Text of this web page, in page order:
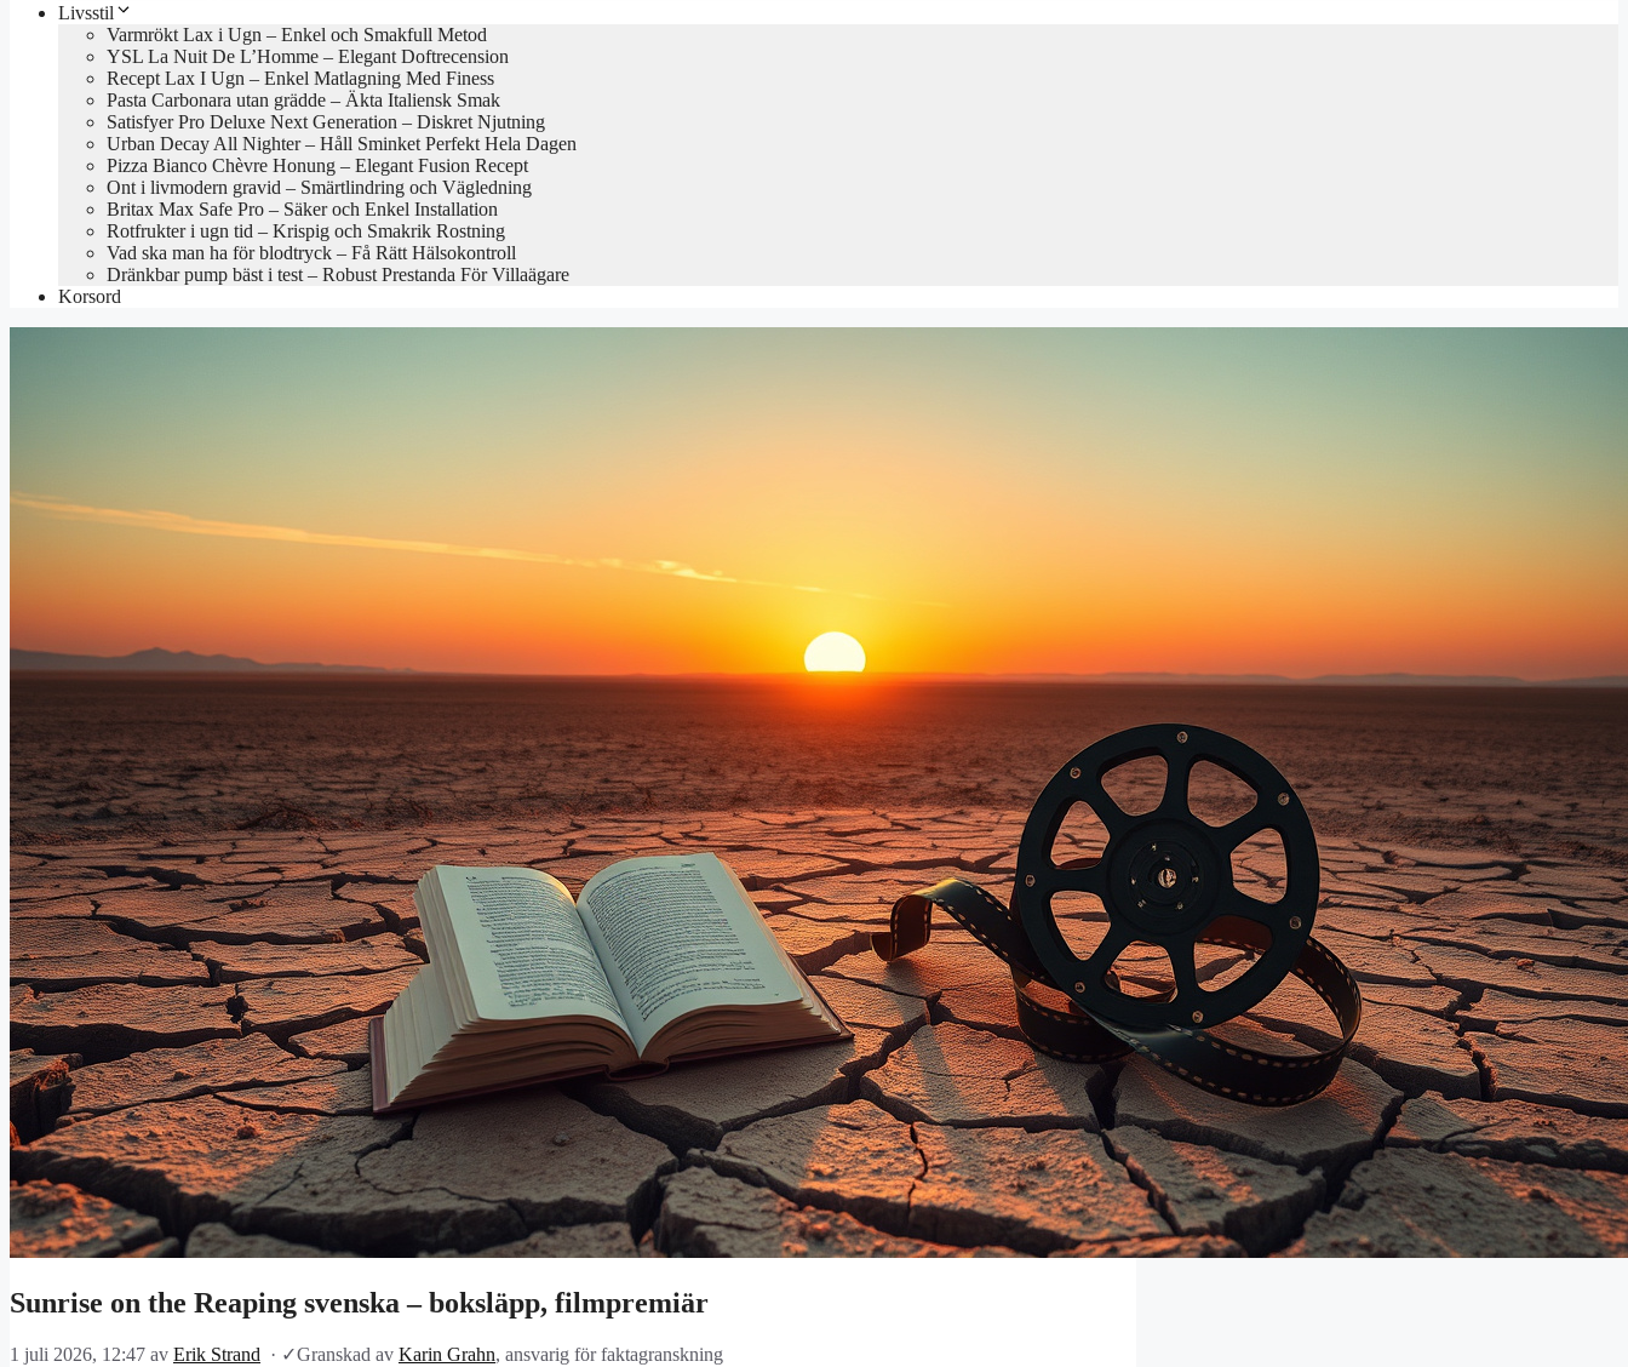
Livsstil
Varmrökt Lax i Ugn – Enkel och Smakfull Metod
YSL La Nuit De L’Homme – Elegant Doftrecension
Recept Lax I Ugn – Enkel Matlagning Med Finess
Pasta Carbonara utan grädde – Äkta Italiensk Smak
Satisfyer Pro Deluxe Next Generation – Diskret Njutning
Urban Decay All Nighter – Håll Sminket Perfekt Hela Dagen
Pizza Bianco Chèvre Honung – Elegant Fusion Recept
Ont i livmodern gravid – Smärtlindring och Vägledning
Britax Max Safe Pro – Säker och Enkel Installation
Rotfrukter i ugn tid – Krispig och Smakrik Rostning
Vad ska man ha för blodtryck – Få Rätt Hälsokontroll
Dränkbar pump bäst i test – Robust Prestanda För Villaägare
Korsord
Sunrise on the Reaping svenska – boksläpp, filmpremiär
1 juli 2026, 12:47 av Erik Strand · ✓Granskad av Karin Grahn, ansvarig för faktagranskning